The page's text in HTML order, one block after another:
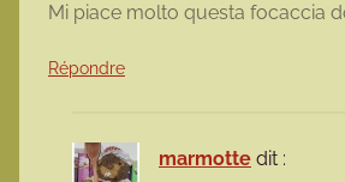
Mi piace molto questa focaccia
Répondre
marmotte dit :